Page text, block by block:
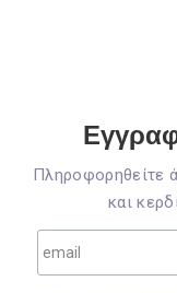
Πληροφορηθείτε
και